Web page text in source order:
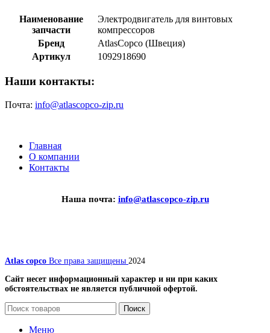
Наименование
запчасти
Электродвигатель для винтовых
компрессоров
Бренд
AtlasCopco (Швеция)
Артикул
1092918690
Наши контакты:
Почта: info@atlascopco-zip.ru
Главная
О компании
Контакты
Наша почта: info@atlascopco-zip.ru
Atlas copco Все права защищены 2024
Сайт несет информационный характер и ни при каких
обстоятельствах не является публичной офертой.
Поиск
Меню